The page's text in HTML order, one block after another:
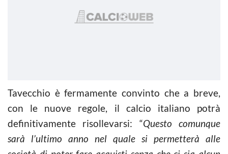
Tavecchio è fermamente convinto che a breve,
con le nuove regole, il calcio italiano potrà
definitivamente risollevarsi: “Questo comunque
sarà l’ultimo anno nel quale si permetterà alle